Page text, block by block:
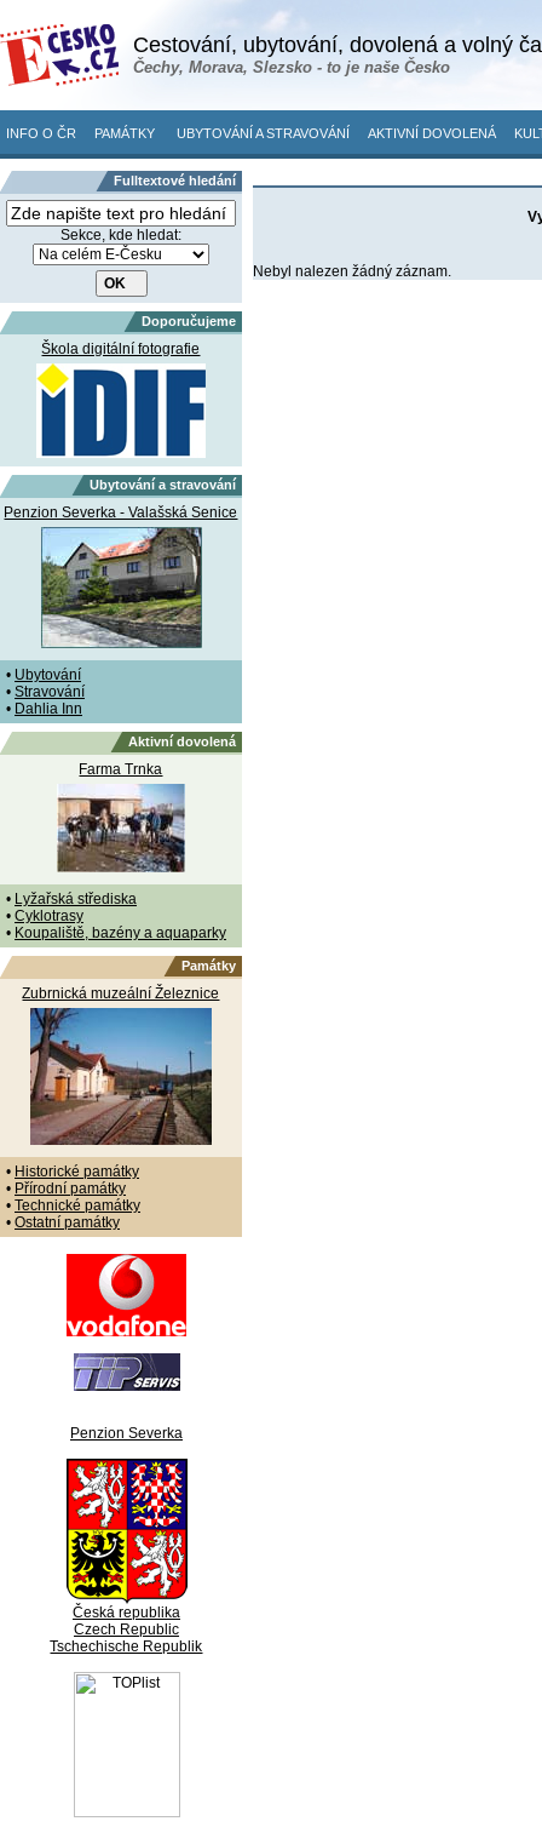
Cestování, ubytování, dovolená a volný
Čechy, Morava, Slezsko - to je naše Česko
INFO O ČR PAMÁTKY UBYTOVÁNÍ A STRAVOVÁNÍ AKTIVNÍ DOVOLENÁ
Fulltextové hledání
Sekce, kde hledat:
Doporučujeme
Škola digitální fotografie
Ubytování a stravování
Penzion Severka - Valašská Senice
• Ubytování
• Stravování
• Dahlia Inn
Aktivní dovolená
Farma Trnka
• Lyžařská střediska
• Cyklotrasy
• Koupaliště, bazény a aquaparky
Památky
Zubrnická muzeální Železnice
• Historické památky
• Přírodní památky
• Technické památky
• Ostatní památky
Penzion Severka
Česká republika
Czech Republic
Tschechische Republik
Nebyl nalezen žádný záznam.